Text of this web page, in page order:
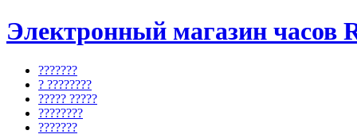
Электронный магазин часов
???????
? ????????
????? ?????
????????
???????